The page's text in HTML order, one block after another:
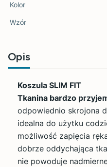
Kolor
Wzór
Opis
Koszula SLIM FIT
Tkanina bardzo
odpowiednio skrojona
idealna do użytku
możliwość zapięcia
dobrze oddychająca
nie powoduje